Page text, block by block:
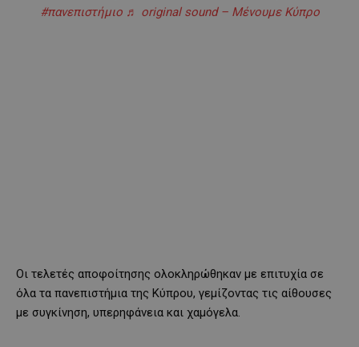
#πανεπιστήμιο ♬ original sound – Μένουμε Κύπρο
Οι τελετές αποφοίτησης ολοκληρώθηκαν με επιτυχία σε
όλα τα πανεπιστήμια της Κύπρου, γεμίζοντας τις αίθουσες
με συγκίνηση, υπερηφάνεια και χαμόγελα.